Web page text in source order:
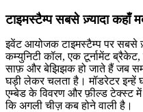
टाइमस्टैम्प सबसे ज़्यादा कहाँ
इवेंट आयोजक टाइमस्टैम्प पर सबसे
कम्युनिटी कॉल, एक टूर्नामेंट
साफ़ और बेझिझक हो जाते हैं जब
घड़ी लेकर चलता है। मॉडरेटर इन्हें
एम्बेड के विवरण और फ़ील्ड टेक्स्ट में
कि अगली चीज़ कब होने वाली है।